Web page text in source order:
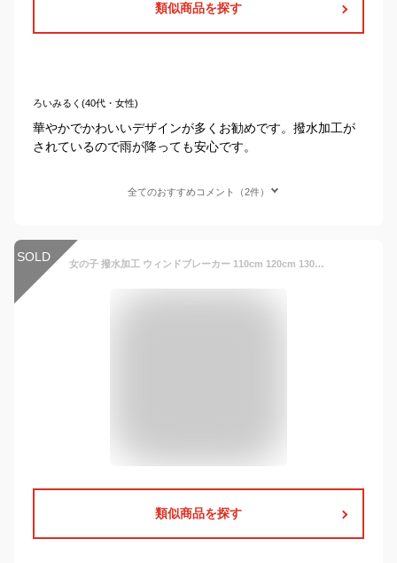
類似商品を探す
ろいみるく(40代・女性)
華やかでかわいいデザインが多くお勧めです。撥水加工が
されているので雨が降っても安心です。
全てのおすすめコメント（2件）
SOLD 女の子 撥水加工 ウィンドブレーカー 110cm 120cm 130cm 140cm YEイエロー PKピンク LVラベンダー IVアイボリー S105013 Seraph セラフ 子供服 キッズ ジュニア 長袖 トップス マウンテンパーカー ジップアップ パーカー ライトアウター アウター ジャンパー 上着 羽織
類似商品を探す